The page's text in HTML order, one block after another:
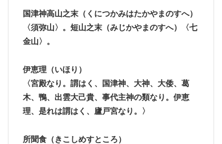
国津神高山之末（くにつかみはたかやまのすへ）
〈須弥山〉。短山之末（みじかやまのすへ）〈七
金山〉。
伊恵理 （いほり）
〈宮殿なり。謂はく、国津神、大神、大倭、葛
木、鴨、出雲大己貴、事代主神の類なり。伊恵
理、是れは謂はく、廬戸宮なり。〉
所聞食（きこしめすところ）